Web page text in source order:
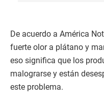
De acuerdo a América
fuerte olor a plátano y
eso significa que los
malograrse y están
este problema.